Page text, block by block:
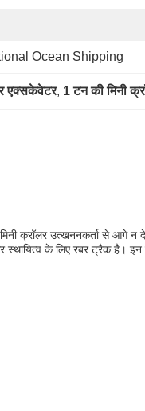
Ocean Shipping
एक्सकेवेटर, 1 टन की मिनी
क्रॉलर उत्खननकर्ता से
स्थायित्व के लिए रबर ट्रैक है।